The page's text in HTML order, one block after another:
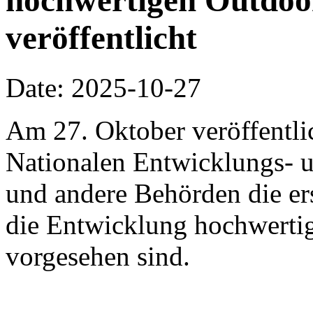
veröffentlicht
Date: 2025-10-27
Am 27. Oktober
Nationalen Entwicklungs-
und andere Behörden die
die Entwicklung
vorgesehen sind.